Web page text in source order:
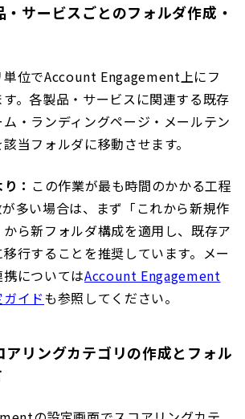
サービスごとのフォルダ作成・
単位でAccount Engagement上にフ
。各製品・サービスに関連する既存
・ランディングページ・メールテン
当フォルダに移動させます。
： この作業が最も時間のかかる工程
多い場合は、まず「これから新規作
ら新フォルダ構成を適用し、既存ア
行することを推奨しています。メー
についてはAccount Engagement
イドも参照してください。
リングカテゴリの作成とフォル